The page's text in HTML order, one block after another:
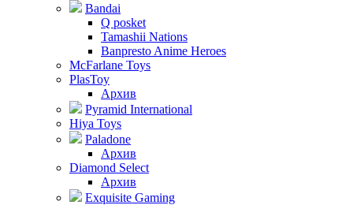
Bandai
Q posket
Tamashii Nations
Banpresto Anime Heroes
McFarlane Toys
PlasToy
Архив
Pyramid International
Hiya Toys
Paladone
Архив
Diamond Select
Архив
Exquisite Gaming